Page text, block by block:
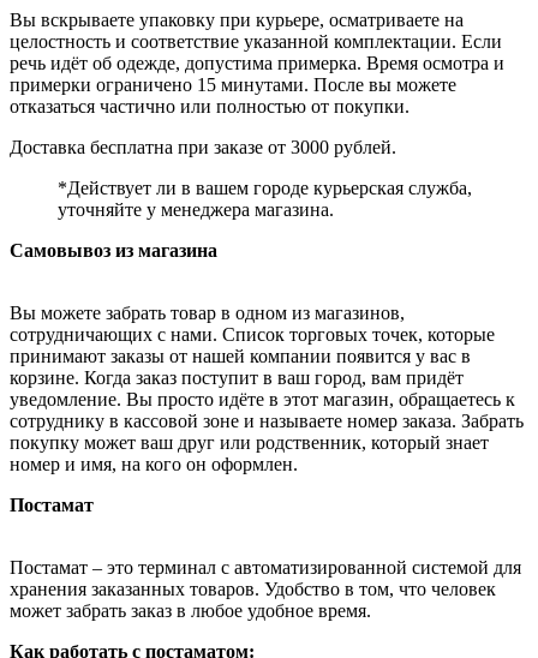
Вы вскрываете упаковку при курьере, осматриваете на
целостность и соответствие указанной комплектации. Если
речь идёт об одежде, допустима примерка. Время осмотра и
примерки ограничено 15 минутами. После вы можете
отказаться частично или полностью от покупки.
Доставка бесплатна при заказе от 3000 рублей.
*Действует ли в вашем городе курьерская служба,
уточняйте у менеджера магазина.
Самовывоз из магазина
Вы можете забрать товар в одном из магазинов,
сотрудничающих с нами. Список торговых точек, которые
принимают заказы от нашей компании появится у вас в
корзине. Когда заказ поступит в ваш город, вам придёт
уведомление. Вы просто идёте в этот магазин, обращаетесь к
сотруднику в кассовой зоне и называете номер заказа. Забрать
покупку может ваш друг или родственник, который знает
номер и имя, на кого он оформлен.
Постамат
Постамат – это терминал с автоматизированной системой для
хранения заказанных товаров. Удобство в том, что человек
может забрать заказ в любое удобное время.
Как работать с постаматом: